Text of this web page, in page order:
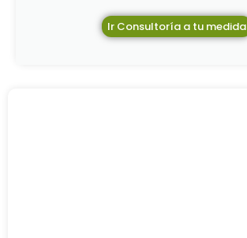
Ir Consultoría a tu medida